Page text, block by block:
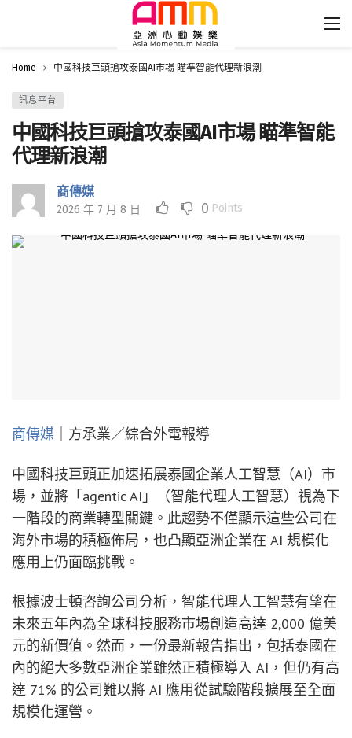
Home 中國科技巨頭搶攻泰國AI市場 瞄準智能代理新浪潮
訊息平台
中國科技巨頭搶攻泰國AI市場 瞄準智能
代理新浪潮
商傳媒
2026 年 7 月 8 日 0 Points
商傳媒 ｜方承業／綜合外電報導
中國科技巨頭正加速拓展泰國企業人工智慧（AI）市
場，並將「agentic AI」（智能代理人工智慧）視為下
一階段的商業轉型關鍵。此趨勢不僅顯示這些公司在
海外市場的積極佈局，也凸顯亞洲企業在 AI 規模化
應用上仍面臨挑戰。
根據波士頓咨詢公司分析，智能代理人工智慧有望在
未來五年內為全球科技服務市場創造高達 2,000 億美
元的新價值。然而，一份最新報告指出，包括泰國在
內的絕大多數亞洲企業雖然正積極導入 AI，但仍有高
達 71% 的公司難以將 AI 應用從試驗階段擴展至全面
規模化運營。